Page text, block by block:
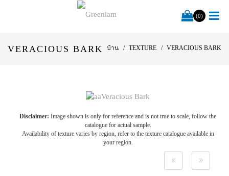
(0)
VERACIOUS BARK บ้าน TEXTURE VERACIOUS BARK
Disclaimer: Image shown is only for reference and is not true to scale, follow the
catalogue for actual sample.
Availability of texture varies by region, refer to the texture catalogue available in
your region.